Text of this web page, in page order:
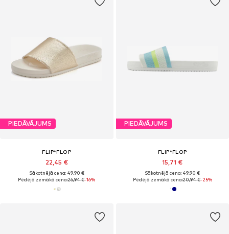
PIEDĀVĀJUMS
FLIP*FLOP
22,45 €
Sākotnējā cena: 49,90 €
Pēdējā zemākā cena:26,94 €-16%
PIEDĀVĀJUMS
FLIP*FLOP
15,71 €
Sākotnējā cena: 49,90 €
Pēdējā zemākā cena:20,94 €-25%